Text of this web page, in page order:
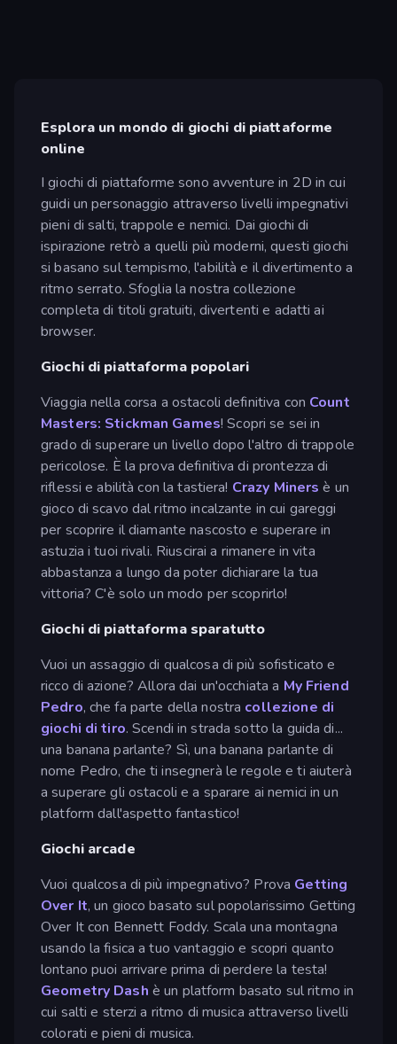
Esplora un mondo di giochi di piattaforme
online
I giochi di piattaforme sono avventure in 2D in cui
guidi un personaggio attraverso livelli impegnativi
pieni di salti, trappole e nemici. Dai giochi di
ispirazione retrò a quelli più moderni, questi giochi
si basano sul tempismo, l'abilità e il divertimento a
ritmo serrato. Sfoglia la nostra collezione
completa di titoli gratuiti, divertenti e adatti ai
browser.
Giochi di piattaforma popolari
Viaggia nella corsa a ostacoli definitiva con Count
Masters: Stickman Games! Scopri se sei in
grado di superare un livello dopo l'altro di trappole
pericolose. È la prova definitiva di prontezza di
riflessi e abilità con la tastiera! Crazy Miners è un
gioco di scavo dal ritmo incalzante in cui gareggi
per scoprire il diamante nascosto e superare in
astuzia i tuoi rivali. Riuscirai a rimanere in vita
abbastanza a lungo da poter dichiarare la tua
vittoria? C'è solo un modo per scoprirlo!
Giochi di piattaforma sparatutto
Vuoi un assaggio di qualcosa di più sofisticato e
ricco di azione? Allora dai un'occhiata a My Friend
Pedro, che fa parte della nostra collezione di
giochi di tiro. Scendi in strada sotto la guida di...
una banana parlante? Sì, una banana parlante di
nome Pedro, che ti insegnerà le regole e ti aiuterà
a superare gli ostacoli e a sparare ai nemici in un
platform dall'aspetto fantastico!
Giochi arcade
Vuoi qualcosa di più impegnativo? Prova Getting
Over It, un gioco basato sul popolarissimo Getting
Over It con Bennett Foddy. Scala una montagna
usando la fisica a tuo vantaggio e scopri quanto
lontano puoi arrivare prima di perdere la testa!
Geometry Dash è un platform basato sul ritmo in
cui salti e sterzi a ritmo di musica attraverso livelli
colorati e pieni di musica.